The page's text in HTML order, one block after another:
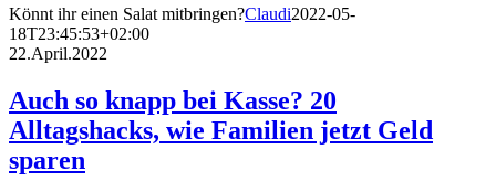
Könnt ihr einen Salat mitbringen?Claudi2022-05-
18T23:45:53+02:00
22.April.2022
Auch so knapp bei Kasse? 20
Alltagshacks, wie Familien jetzt Geld
sparen